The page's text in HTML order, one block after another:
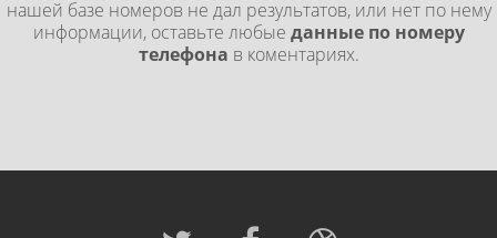
нашей базе номеров не дал результатов, или нет по нему
информации, оставьте любые данные по номеру
телефона в коментариях.